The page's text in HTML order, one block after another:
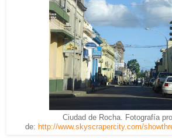
Ciudad de Rocha. Fotografía
de: http://www.skyscrapercity.com/